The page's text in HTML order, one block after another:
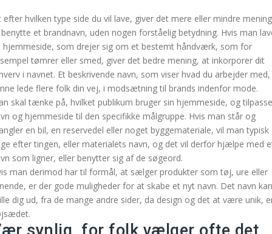
efter hvilken type side du vil lave, giver det mere eller mindre
et brandnavn, uden nogen forståelig betydning. Hvis man
hjemmeside, som drejer sig om et bestemt håndværk, som for
tømrer eller smed, giver det bedre mening, at inkorporer dit
i navnet. Et beskrivende navn, som viser hvad du arbejder med,
lede flere folk din vej, i modsætning til brands indenfor mode.
skal tænke på, hvilket publikum bruger sin hjemmeside, og tilpasse
og hjemmeside til den specifikke målgruppe. Hvis man står og
en bil, en reservedel eller noget byggemateriale, vil man typisk
efter tingen, eller materialets navn, og det vil derfor hjælpe med
som ligner, eller benytter sig af de søgeord.
man derimod har til formål, at sælger produkter som tøj, ure eller
er der gode muligheder for at skabe et nyt navn. Det navn kan
dig ud, fra de mange andre sider, da design og det at være unik,